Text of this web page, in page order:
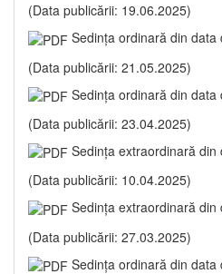
(Data publicării: 19.06.2025)
Sedinţa ordinară din data
(Data publicării: 21.05.2025)
Sedinţa ordinară din data
(Data publicării: 23.04.2025)
Sedinţa extraordinară din
(Data publicării: 10.04.2025)
Sedinţa extraordinară din
(Data publicării: 27.03.2025)
Sedinţa ordinară din data